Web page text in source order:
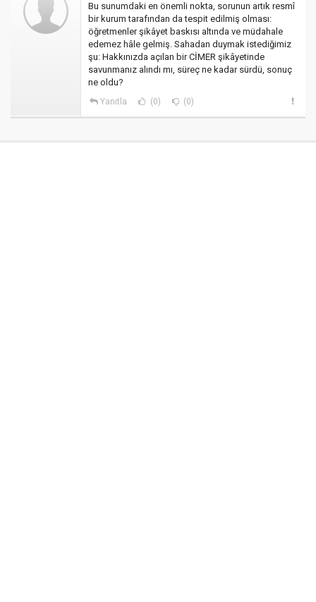
Bu sunumdaki en önemli nokta, sorunun artık resmî
bir kurum tarafından da tespit edilmiş olması:
öğretmenler şikâyet baskısı altında ve müdahale
edemez hâle gelmiş. Sahadan duymak istediğimiz
şu: Hakkınızda açılan bir CİMER şikâyetinde
savunmanız alındı mı, süreç ne kadar sürdü, sonuç
ne oldu?
Yanıtla (0) (0)